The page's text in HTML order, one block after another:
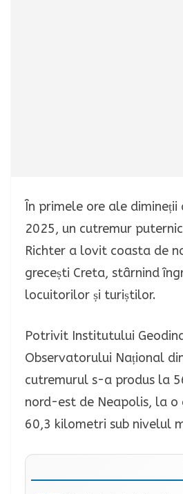
În primele ore ale dimineții
2025, un cutremur
Richter a lovit coasta de
grecești Creta, stârnind
locuitorilor și turiștilor.
Potrivit Institutului
Observatorului Național
cutremurul s-a produs la
nord-est de Neapolis, la o
60,3 kilometri sub nivelul